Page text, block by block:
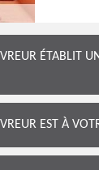
ÉTABLIT
EST À